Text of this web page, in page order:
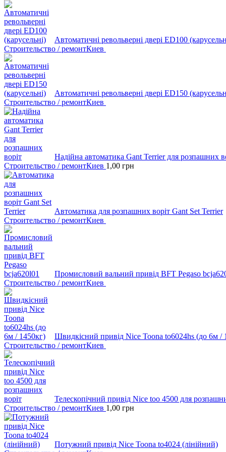
Автоматичні револьверні двері ED100
Строительство / ремонтКиев
Автоматичні револьверні двері ED150
Строительство / ремонтКиев
Надійна автоматика Gant Terrier для розпашних
Строительство / ремонтКиев 1,00 грн
Автоматика для розпашних воріт Gant Set Terrier
Строительство / ремонтКиев
Промисловий вальний привід BFT Pegaso
Строительство / ремонтКиев
Швидкісний привід Nice Toona to6024hs (до 6м /
Строительство / ремонтКиев
Телескопічний привід Nice too 4500 для
Строительство / ремонтКиев 1,00 грн
Потужний привід Nice Toona to4024 (лінійний)